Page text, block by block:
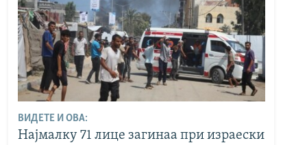
ВИДЕТЕ И ОВА:
Најмалку 71 лице загинаа при израески